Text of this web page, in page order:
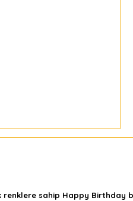
renklere sahip Happy Birthday